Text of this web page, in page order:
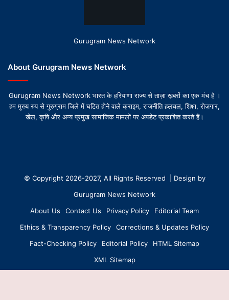
Gurugram News Network
About Gurugram News Network
Gurugram News Network भारत के हरियाणा राज्य से ताज़ा ख़बरों का एक मंच है ।
हम मुख्य रुप से गुरुग्राम जिले में घटित होने वाले क्राइम, राजनीति हलचल, शिक्षा, रोज़गार,
खेल, कृषि और अन्य प्रमुख सामाजिक मामलों पर अपडेट प्रकाशित करते हैं।
© Copyright 2026-2027, All Rights Reserved | Design by
Gurugram News Network
About Us
Contact Us Privacy Policy
Editorial Team
Ethics & Transparency Policy
Corrections & Updates Policy
Fact-Checking Policy
Editorial Policy
HTML Sitemap
XML Sitemap